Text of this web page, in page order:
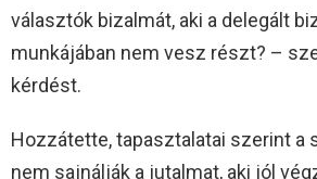
választók bizalmát, aki a delegált
munkájában nem vesz részt? –
kérdést.
Hozzátette, tapasztalatai szerint a
nem sajnálják a jutalmat, aki jól